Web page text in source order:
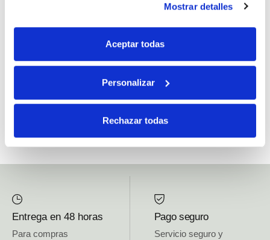
Mostrar detalles
Aceptar todas
Personalizar
Rechazar todas
fines comerciales, legitimación: consentimiento, destinatarios: proveedor de
otros derechos, como se explica en la información adicional.
SUBSCRIBETE AHORA
Entrega en 48 horas
Para compras
Pago seguro
Servicio seguro y